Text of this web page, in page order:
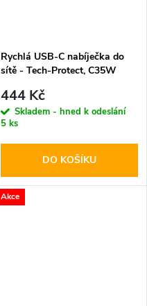
Rychlá USB-C nabíječka do
sítě - Tech-Protect, C35W
444 Kč
Skladem - hned k odeslání
5 ks
DO KOŠÍKU
Akce